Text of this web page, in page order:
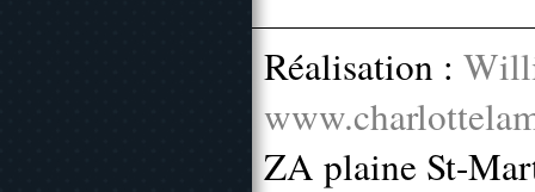
Réalisation :
ZA plaine St-